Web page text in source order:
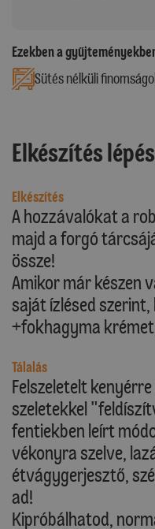
Ezekben a
Sütés nélküli
Elkészítés
Elkészítés
A hozzávalókat a
majd a forgó
össze!
Amikor már készen
saját ízlésed szerint,
+fokhagyma
Tálalás
Felszeletelt
szeletekkel
fentiekben leírt
vékonyra szelve,
étvágygerjesztő,
ad!
Kipróbálhatod,